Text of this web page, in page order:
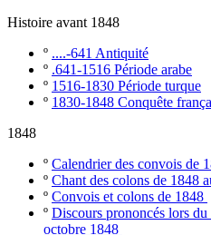
Histoire avant 1848
º ....-641 Antiquité
º .641-1516 Période arabe
º 1516-1830 Période turque
º 1830-1848 Conquête
1848
º Calendrier des convois de
º Chant des colons de 1848
º Convois et colons de 1848
º Discours prononcés lors
octobre 1848